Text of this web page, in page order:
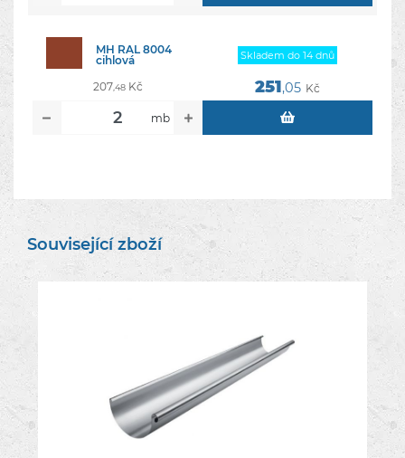
MH RAL 8004
cihlová
Skladem do 14 dnů
207,48Kč 251,05 Kč
mb
Související zboží